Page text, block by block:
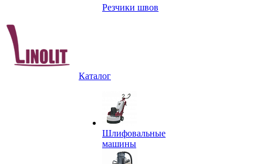
Резчики швов
Каталог
Шлифовальные
машины